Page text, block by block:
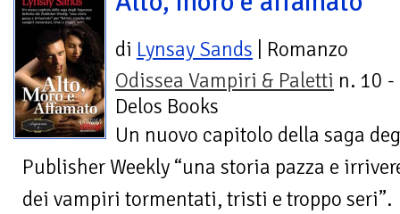
di Lynsay Sands | Romanzo
Odissea Vampiri & Paletti n. 10 -
Delos Books
Un nuovo capitolo della saga
Publisher Weekly “una storia pazza e
dei vampiri tormentati, tristi e troppo seri”.